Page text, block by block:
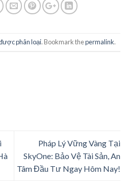
phân loại. Bookmark thepermalink.
Pháp Lý Vững Vàng Tại
SkyOne: Bảo Vệ Tài Sản, An
Tâm Đầu Tư Ngay Hôm Nay!